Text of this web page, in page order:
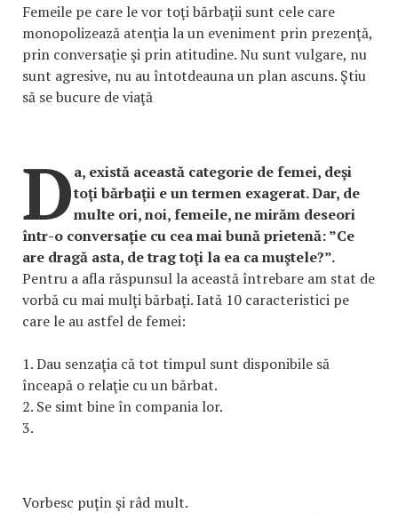
Femeile pe care le vor toţi bărbaţii sunt cele care
monopolizează atenţia la un eveniment prin prezenţă,
prin conversaţie şi prin atitudine. Nu sunt vulgare, nu
sunt agresive, nu au întotdeauna un plan ascuns. Ştiu
să se bucure de viaţă
Da, există această categorie de femei, deşi
toţi bărbaţii e un termen exagerat. Dar, de
multe ori, noi, femeile, ne mirăm deseori
într-o conversaţie cu cea mai bună prietenă: ”Ce
are dragă asta, de trag toţi la ea ca muştele?”.
Pentru a afla răspunsul la această întrebare am stat de
vorbă cu mai mulţi bărbaţi. Iată 10 caracteristici pe
care le au astfel de femei:
1. Dau senzaţia că tot timpul sunt disponibile să
înceapă o relaţie cu un bărbat.
2. Se simt bine în compania lor.
3.
Vorbesc puţin şi râd mult.